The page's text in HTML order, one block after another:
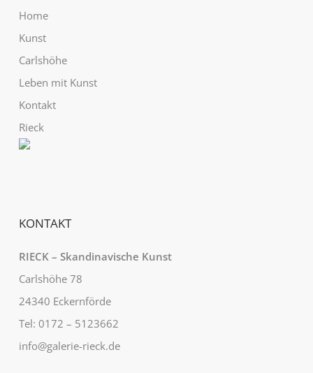
Home
Kunst
Carlshöhe
Leben mit Kunst
Kontakt
Rieck
KONTAKT
RIECK – Skandinavische Kunst
Carlshöhe 78
24340 Eckernförde
Tel: 0172 – 5123662
info@galerie-rieck.de